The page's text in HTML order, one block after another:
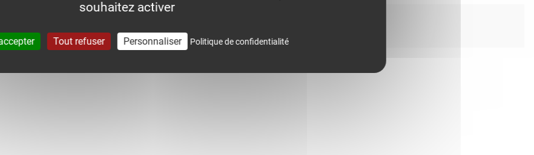
souhaitez activer
Tout refuser Personnaliser Politique de confidentialité